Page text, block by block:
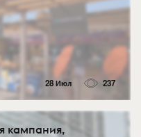
28 Июл 237
кампания,